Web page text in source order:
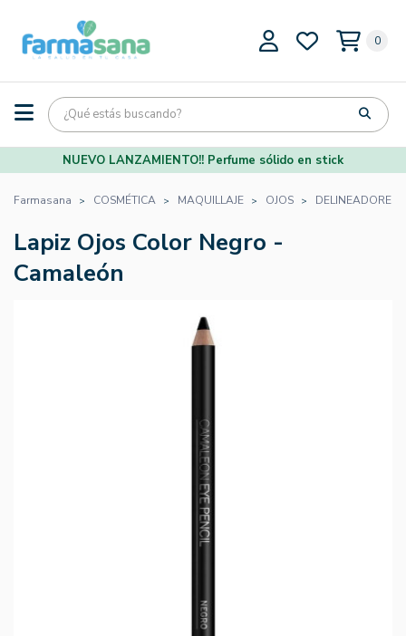
0
NUEVO LANZAMIENTO!! Perfume sólido en stick
Farmasana COSMÉTICA MAQUILLAJE OJOS DELINEADORES
Lapiz Ojos Color Negro -
Camaleón